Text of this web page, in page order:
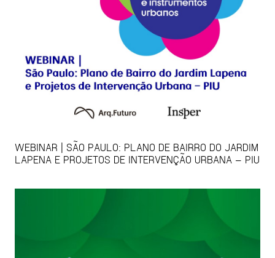
WEBINAR | SÃO PAULO: PLANO DE BAIRRO DO JARDIM
LAPENA E PROJETOS DE INTERVENÇÃO URBANA – PIU